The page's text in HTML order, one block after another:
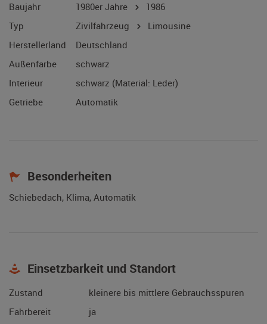
Baujahr
1980er Jahre
1986
Typ
Zivilfahrzeug
Limousine
Herstellerland
Deutschland
Außenfarbe
schwarz
Interieur
schwarz (Material: Leder)
Getriebe
Automatik
Besonderheiten
Schiebedach, Klima, Automatik
Einsetzbarkeit und Standort
Zustand
kleinere bis mittlere Gebrauchsspuren
Fahrbereit
ja